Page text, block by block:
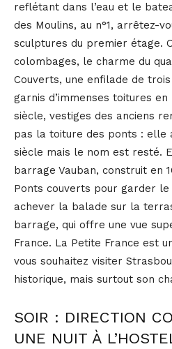
reflétant dans l’eau et le
des Moulins, au n°1, arrêtez-
sculptures du premier étage.
colombages, le charme du
Couverts, une enfilade de
garnis d’immenses toitures
siècle, vestiges des anciens
pas la toiture des ponts : elle
siècle mais le nom est resté.
barrage Vauban, construit en
Ponts couverts pour garder le
achever la balade sur la
barrage, qui offre une vue
France. La Petite France est
vous souhaitez visiter
historique, mais surtout son
SOIR : DIRECTION
UNE NUIT À